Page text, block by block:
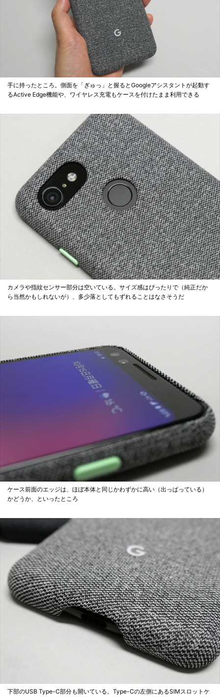
手に持ったところ。側面を「ぎゅっ」と握るとGoogleアシスタントが起動す
るActive Edge機能や、ワイヤレス充電もケースを付けたまま利用できる
カメラや指紋センサー部分は空いている。サイズ感はぴったりで（純正だか
ら当然かもしれないが）、多少落としてもずれることはなさそうだ
ケース前面のエッジは、ほぼ本体と同じかわずかに高い（出っぱっている）
かどうか、といったところ
下部のUSB Type-C部分も開いている。Type-Cの左側にあるSIMスロットケ